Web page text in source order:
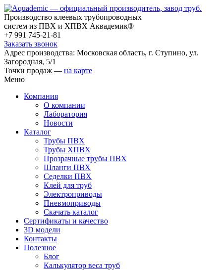
Производство клеевых трубопроводных
систем из ПВХ и ХПВХ Аквадемик®
+7 991 745-21-81
Заказать звонок
Адрес производства: Московская область, г. Ступино, ул.
Загородная, 5/1
Точки продаж — на карте
Меню
Компания
О компании
Лаборатория
Новости
Каталог
Трубы ПВХ
Трубы ХПВХ
Прозрачные трубы ПВХ
Шланги ПВХ
Седелки ПВХ
Клей для труб
Электроприводы
Пневмоприводы
Скачать каталог
Сертификаты и качество
3D модели
Контакты
Полезное
Блог
Калькулятор веса труб